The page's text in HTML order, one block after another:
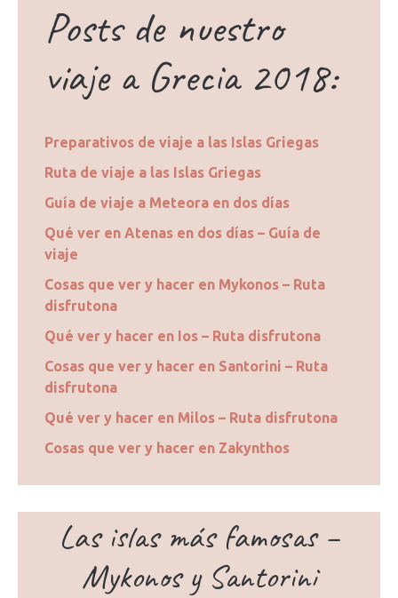
Posts de nuestro
viaje a Grecia 2018:
Preparativos de viaje a las Islas Griegas
Ruta de viaje a las Islas Griegas
Guía de viaje a Meteora en dos días
Qué ver en Atenas en dos días – Guía de
viaje
Cosas que ver y hacer en Mykonos – Ruta
disfrutona
Qué ver y hacer en Ios – Ruta disfrutona
Cosas que ver y hacer en Santorini – Ruta
disfrutona
Qué ver y hacer en Milos – Ruta disfrutona
Cosas que ver y hacer en Zakynthos
Las islas más famosas –
Mykonos y Santorini